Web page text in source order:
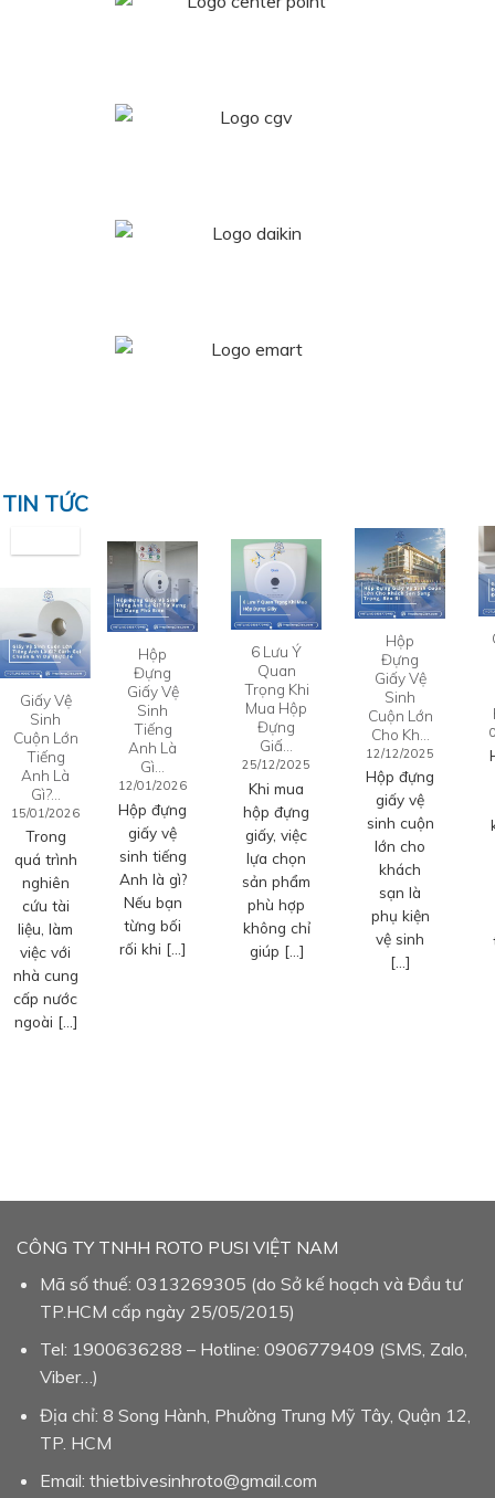
TIN TỨC
Giấy Vệ
Sinh
Cuộn Lớn
Tiếng
Anh Là
Gì?…
15/01/2026
Trong
quá trình
nghiên
cứu tài
liệu, làm
việc với
nhà cung
cấp nước
ngoài […]
Hộp
Đựng
Giấy Vệ
Sinh
Tiếng
Anh Là
Gì…
12/01/2026
Hộp đựng
giấy vệ
sinh tiếng
Anh là gì?
Nếu bạn
từng bối
rối khi […]
6 Lưu Ý
Quan
Trọng Khi
Mua Hộp
Đựng
Giấ…
25/12/2025
Khi mua
hộp đựng
giấy, việc
lựa chọn
sản phẩm
phù hợp
không chỉ
giúp […]
Hộp
Đựng
Giấy Vệ
Sinh
Cuộn Lớn
Cho Kh…
12/12/2025
Hộp đựng
giấy vệ
sinh cuộn
lớn cho
khách
sạn là
phụ kiện
vệ sinh
[…]
CÔNG TY TNHH ROTO PUSI VIỆT NAM
Mã số thuế: 0313269305 (do Sở kế hoạch và Đầu tư
TP.HCM cấp ngày 25/05/2015)
Tel: 1900636288 – Hotline: 0906779409 (SMS, Zalo,
Viber…)
Địa chỉ: 8 Song Hành, Phường Trung Mỹ Tây, Quận 12,
TP. HCM
Email: thietbivesinhroto@gmail.com